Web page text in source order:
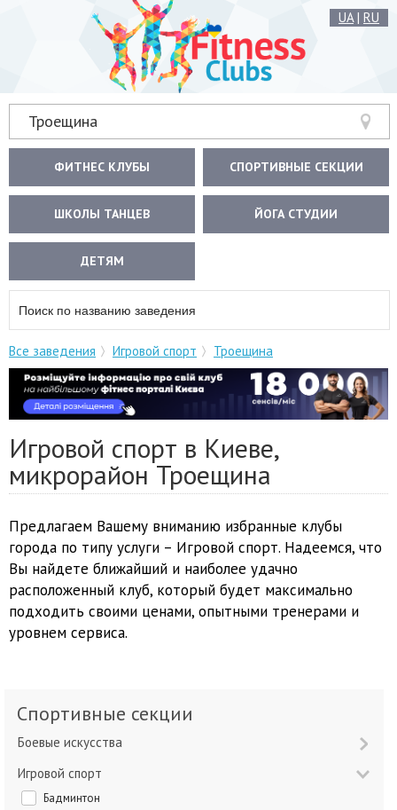
UA| RU
Троещина
ФИТНЕС КЛУБЫ СПОРТИВНЫЕ СЕКЦИИ
ШКОЛЫ ТАНЦЕВ ЙОГА СТУДИИ
ДЕТЯМ
Все заведения Игровой спорт Троещина
Игровой спорт в Киеве,
микрорайон Троещина
Предлагаем Вашему вниманию избранные клубы
города по типу услуги – Игровой спорт. Надеемся, что
Вы найдете ближайший и наиболее удачно
расположенный клуб, который будет максимально
подходить своими ценами, опытными тренерами и
уровнем сервиса.
Спортивные секции
Боевые искусства
Игровой спорт
Бадминтон